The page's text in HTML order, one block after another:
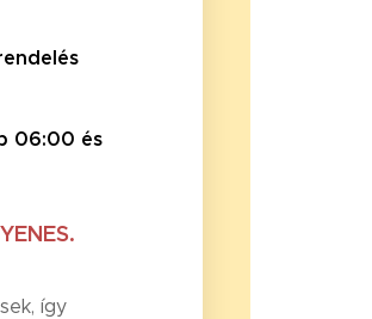
06:00 és
így